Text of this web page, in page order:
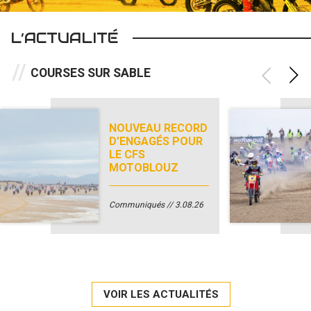
L’ACTUALITÉ
COURSES SUR SABLE
NOUVEAU RECORD
D’ENGAGÉS POUR
LE CFS
MOTOBLOUZ
Communiqués 3.08.26
VOIR LES ACTUALITÉS